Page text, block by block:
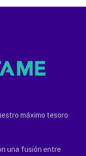
máximo tesoro
una fusión entre